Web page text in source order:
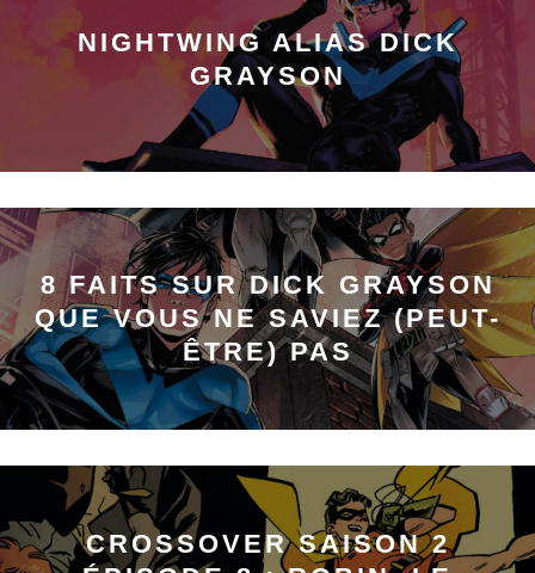
NIGHTWING ALIAS DICK
GRAYSON
8 FAITS SUR DICK GRAYSON
QUE VOUS NE SAVIEZ (PEUT-
ÊTRE) PAS
CROSSOVER SAISON 2